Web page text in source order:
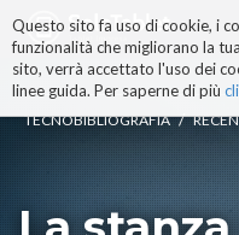
Questo sito fa uso di cookie, i
funzionalità che migliorano la
sito, verrà accettato l'uso dei
linee guida. Per saperne di più
ai
|
alla
TECNOBIBLIOGRAFIA /